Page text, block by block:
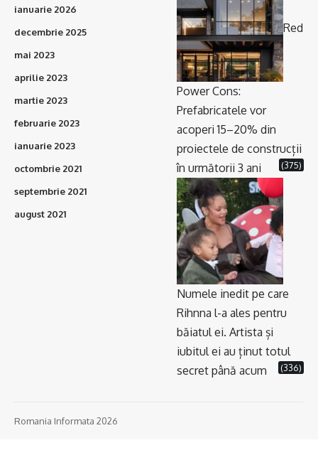
ianuarie 2026
decembrie 2025
mai 2023
aprilie 2023
martie 2023
februarie 2023
ianuarie 2023
octombrie 2021
septembrie 2021
august 2021
Red
Power Cons:
Prefabricatele vor
acoperi 15–20% din
proiectele de construcții
în următorii 3 ani
(375)
Numele inedit pe care
Rihnna l-a ales pentru
băiatul ei. Artista și
iubitul ei au ținut totul
secret până acum
(336)
Romania Informata 2026